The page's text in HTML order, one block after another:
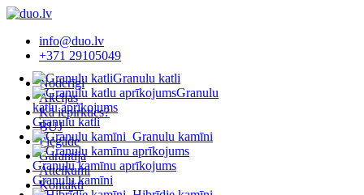
info@duo.lv
+371 29105049
Noderīgi
Akcijas
Kā iepirkties?
BUJ
Piegāde
Garantija
Atteikumi
Kontakti
Granulu katli
Granulu
katlu aprīkojums
Granulu katli
Granulu kamīni
Granulu kamīnu aprīkojums
Granulu kamīni